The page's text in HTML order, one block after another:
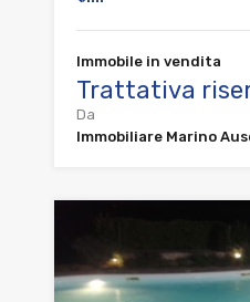
Immobile in vendita
Trattativa
Da
Immobiliare Marino